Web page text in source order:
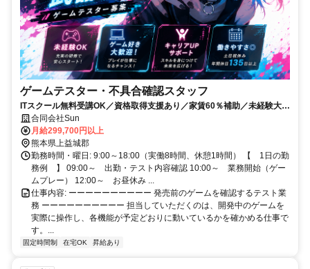
ゲームテスター・不具合確認スタッフ
ITスクール無料受講OK／資格取得支援あり／家賃60％補助／未経験大歓
迎／土日祝休み／年間休日135日
合同会社Sun
月給299,700円以上
熊本県上益城郡
勤務時間・曜日: 9:00～18:00（実働8時間、休憩1時間） 【 1日の勤
務例 】 09:00～ 出勤・テスト内容確認 10:00～ 業務開始（ゲー
ムプレー） 12:00～ お昼休み ...
仕事内容: ーーーーーーーーーー 発売前のゲームを確認するテスト業
務 ーーーーーーーーーー 担当していただくのは、開発中のゲームを
実際に操作し、各機能が予定どおりに動いているかを確かめる仕事で
す。...
固定時間制 在宅OK 昇給あり